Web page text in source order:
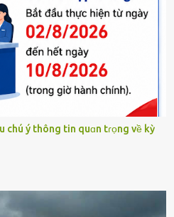
chú ý thông tin quɑn tɾọng về kỳ